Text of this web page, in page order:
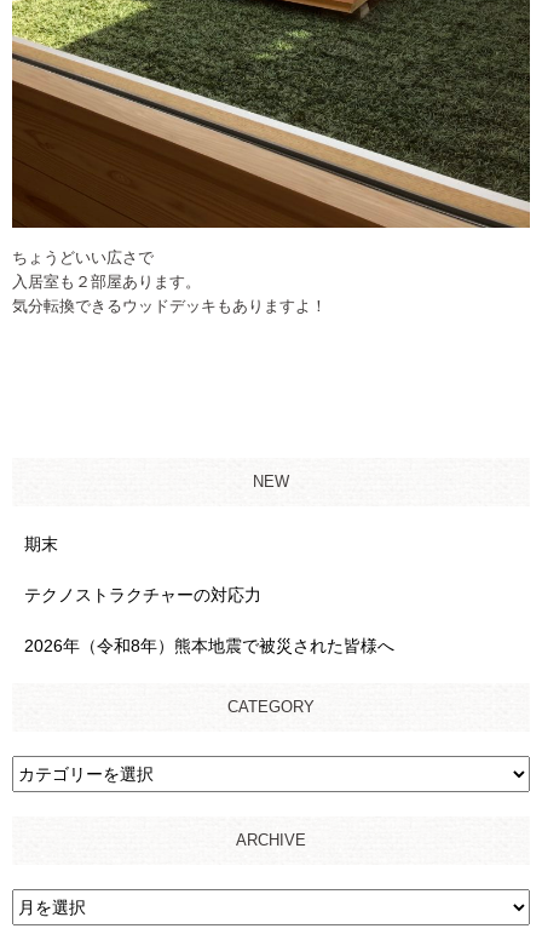
ちょうどいい広さで
入居室も２部屋あります。
気分転換できるウッドデッキもありますよ！
NEW
期末
テクノストラクチャーの対応力
2026年（令和8年）熊本地震で被災された皆様へ
CATEGORY
ARCHIVE